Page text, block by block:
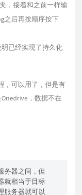
，接着和之前一样输
之后再按顺序按下
已经实现了持久化
，可以用了，但是有
，数据不在
务器之间，但
就相当于目标
服务器就可以